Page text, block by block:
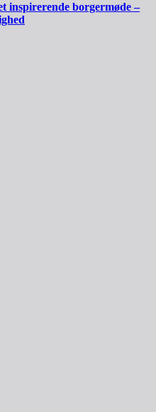
inspirerende borgermøde –